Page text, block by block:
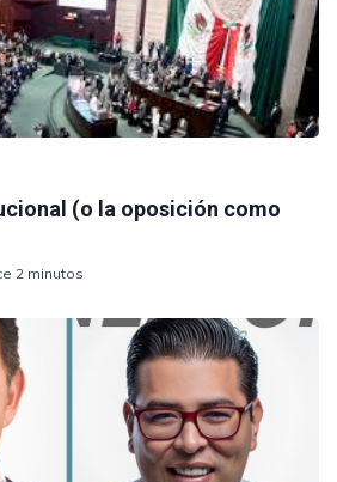
(o la oposición como
2 minutos